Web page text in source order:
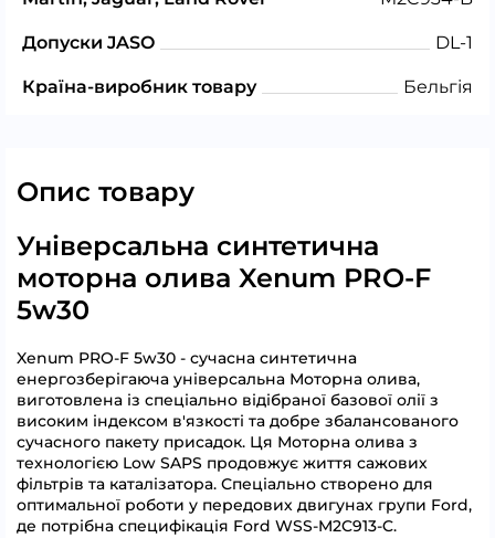
Допуски JASO DL-1
Країна-виробник товару Бельгія
Опис товару
Універсальна синтетична
моторна олива Xenum PRO-F
5w30
Xenum PRO-F 5w30 - сучасна синтетична
енергозберігаюча універсальна Моторна олива,
виготовлена із спеціально відібраної базової олії з
високим індексом в'язкості та добре збалансованого
сучасного пакету присадок. Ця Моторна олива з
технологією Low SAPS продовжує життя сажових
фільтрів та каталізатора. Спеціально створено для
оптимальної роботи у передових двигунах групи Ford,
де потрібна специфікація Ford WSS-M2C913-C.